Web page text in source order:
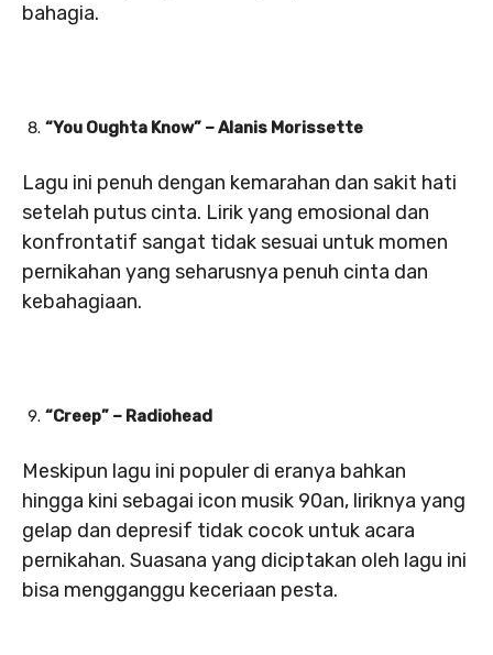
bahagia.
“You Oughta Know” – Alanis Morissette
Lagu ini penuh dengan kemarahan dan sakit hati
setelah putus cinta. Lirik yang emosional dan
konfrontatif sangat tidak sesuai untuk momen
pernikahan yang seharusnya penuh cinta dan
kebahagiaan.
“Creep” – Radiohead
Meskipun lagu ini populer di eranya bahkan
hingga kini sebagai icon musik 90an, liriknya yang
gelap dan depresif tidak cocok untuk acara
pernikahan. Suasana yang diciptakan oleh lagu ini
bisa mengganggu keceriaan pesta.